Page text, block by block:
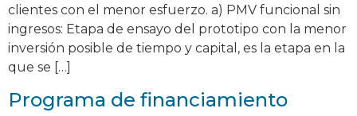
clientes con el menor esfuerzo. a) PMV funcional sin
ingresos: Etapa de ensayo del prototipo con la menor
inversión posible de tiempo y capital, es la etapa en la
que se […]
Programa de financiamiento